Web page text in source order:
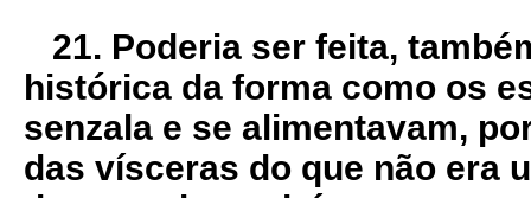
21. Poderia ser feita,
histórica da forma como os
senzala e se alimentavam,
das vísceras do que não era